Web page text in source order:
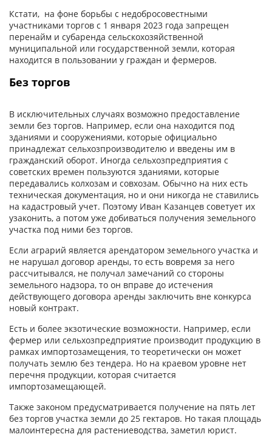
Кстати, на фоне борьбы с недобросовестными
участниками торгов с 1 января 2023 года запрещен
перенайм и субаренда сельскохозяйственной
муниципальной или государственной земли, которая
находится в пользовании у граждан и фермеров.
Без торгов
В исключительных случаях возможно предоставление
земли без торгов. Например, если она находится под
зданиями и сооружениями, которые официально
принадлежат сельхозпроизводителю и введены им в
гражданский оборот. Иногда сельхозпредприятия с
советских времен пользуются зданиями, которые
передавались колхозам и совхозам. Обычно на них есть
техническая документация, но и они никогда не ставились
на кадастровый учет. Поэтому Иван Казанцев советует их
узаконить, а потом уже добиваться получения земельного
участка под ними без торгов.
Если аграрий является арендатором земельного участка и
не нарушал договор аренды, то есть вовремя за него
рассчитывался, не получал замечаний со стороны
земельного надзора, то он вправе до истечения
действующего договора аренды заключить вне конкурса
новый контракт.
Есть и более экзотические возможности. Например, если
фермер или сельхозпредприятие производит продукцию в
рамках импортозамещения, то теоретически он может
получать землю без тендера. Но на краевом уровне нет
перечня продукции, которая считается
импортозамещающей.
Также законом предусматривается получение на пять лет
без торгов участка земли до 25 гектаров. Но такая площадь
малоинтересна для растениеводства, заметил юрист.